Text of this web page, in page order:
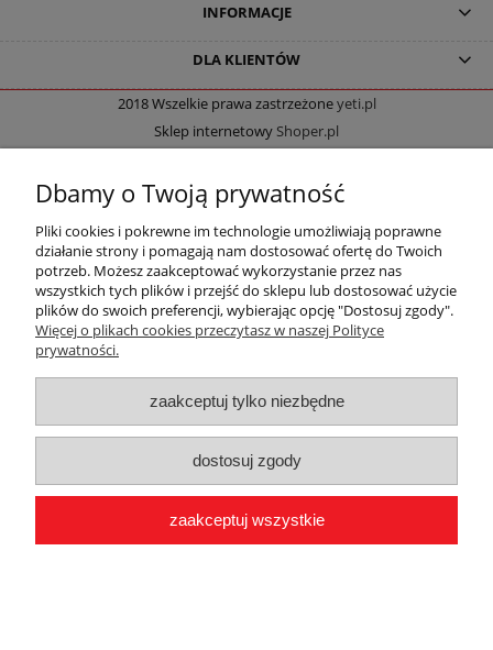
INFORMACJE
DLA KLIENTÓW
2018 Wszelkie prawa zastrzeżoneyeti.pl
Sklep internetowy Shoper.pl
pokaż pełną wersję strony
Dbamy o Twoją prywatność
Pliki cookies i pokrewne im technologie umożliwiają poprawne
działanie strony i pomagają nam dostosować ofertę do Twoich
potrzeb. Możesz zaakceptować wykorzystanie przez nas
wszystkich tych plików i przejść do sklepu lub dostosować użycie
plików do swoich preferencji, wybierając opcję "Dostosuj zgody".
Więcej o plikach cookies przeczytasz w naszej Polityce
prywatności.
zaakceptuj tylko niezbędne
dostosuj zgody
zaakceptuj wszystkie